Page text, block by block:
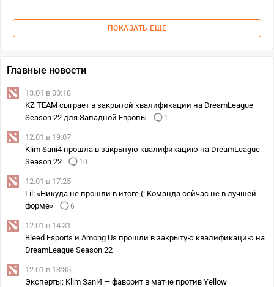
ПОКАЗАТЬ ЕЩЕ
Главные новости
13.01 в 00:18
KZ TEAM сыграет в закрытой квалификации на DreamLeague
Season 22 для Западной Европы
1
12.01 в 19:07
Klim Sani4 прошла в закрытую квалификацию на DreamLeague
Season 22
10
12.01 в 17:25
Lil: «Никуда не прошли в итоге (: Команда сейчас не в лучшей
форме»
6
12.01 в 14:31
Bleed Esports и Among Us прошли в закрытую квалификацию на
DreamLeague Season 22
12.01 в 13:35
Эксперты: Klim Sani4 — фаворит в матче против Yellow